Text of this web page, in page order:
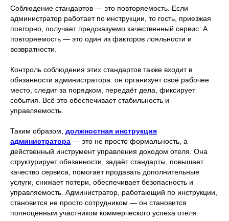
Соблюдение стандартов — это повторяемость. Если
администратор работает по инструкции, то гость, приезжая
повторно, получает предсказуемо качественный сервис. А
повторяемость — это один из факторов лояльности и
возвратности.
Контроль соблюдения этих стандартов также входит в
обязанности администратора: он организует своё рабочее
место, следит за порядком, передаёт дела, фиксирует
события. Всё это обеспечивает стабильность и
управляемость.
Таким образом, должностная инструкция
администратора — это не просто формальность, а
действенный инструмент управления доходом отеля. Она
структурирует обязанности, задаёт стандарты, повышает
качество сервиса, помогает продавать дополнительные
услуги, снижает потери, обеспечивает безопасность и
управляемость. Администратор, работающий по инструкции,
становится не просто сотрудником — он становится
полноценным участником коммерческого успеха отеля.